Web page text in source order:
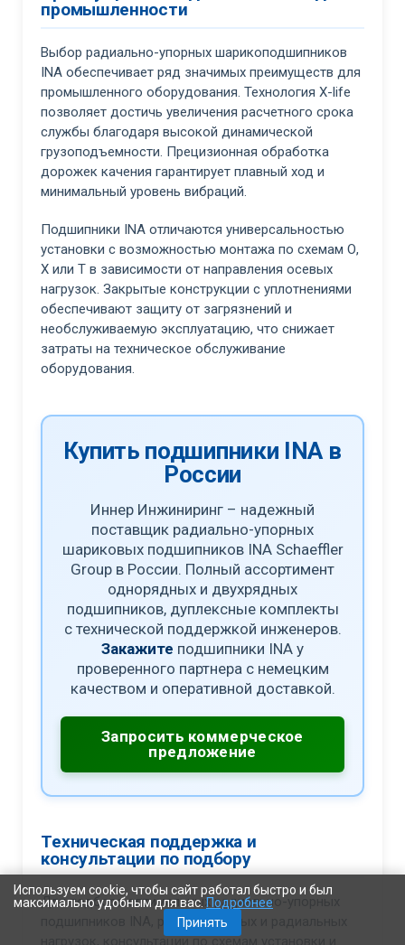
промышленности
Выбор радиально-упорных шарикоподшипников
INA обеспечивает ряд значимых преимуществ для
промышленного оборудования. Технология X-life
позволяет достичь увеличения расчетного срока
службы благодаря высокой динамической
грузоподъемности. Прецизионная обработка
дорожек качения гарантирует плавный ход и
минимальный уровень вибраций.
Подшипники INA отличаются универсальностью
установки с возможностью монтажа по схемам О,
Х или Т в зависимости от направления осевых
нагрузок. Закрытые конструкции с уплотнениями
обеспечивают защиту от загрязнений и
необслуживаемую эксплуатацию, что снижает
затраты на техническое обслуживание
оборудования.
Купить подшипники INA в
России
Иннер Инжиниринг – надежный
поставщик радиально-упорных
шариковых подшипников INA Schaeffler
Group в России. Полный ассортимент
однорядных и двухрядных
подшипников, дуплексные комплекты
с технической поддержкой инженеров.
Закажите подшипники INA у
проверенного партнера с немецким
качеством и оперативной доставкой.
Запросить коммерческое
предложение
Техническая поддержка и
консультации по подбору
Для подбора оптимальных радиально-упорных
подшипников INA, расчета осевых и радиальных
нагрузок, консультации по схемам установки и
Используем cookie, чтобы сайт работал быстро и был
максимально удобным для вас. Подробнее
Принять